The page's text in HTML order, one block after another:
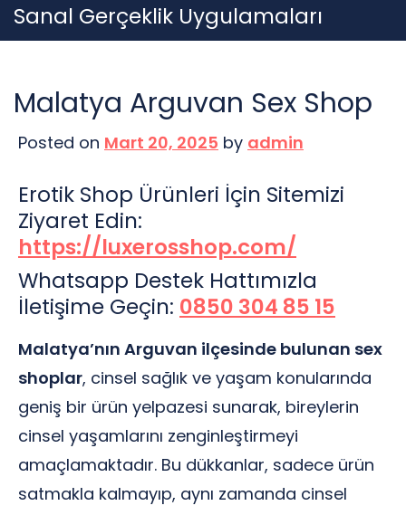
Skip
to
Sanal Gerçeklik Uygulamaları
Malatya Arguvan Sex Shop
Posted on Mart 20, 2025 by admin
Erotik Shop Ürünleri İçin Sitemizi
Ziyaret Edin:
https://luxerosshop.com/
Whatsapp Destek Hattımızla
İletişime Geçin: 0850 304 85 15
Malatya’nın Arguvan ilçesinde bulunan sex
shoplar, cinsel sağlık ve yaşam konularında
geniş bir ürün yelpazesi sunarak, bireylerin
cinsel yaşamlarını zenginleştirmeyi
amaçlamaktadır. Bu dükkanlar, sadece ürün
satmakla kalmayıp, aynı zamanda cinsel